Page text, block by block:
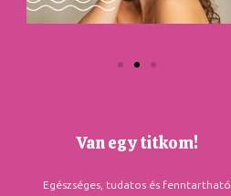
Van egy titkom!
Egészséges, tudatos és fenntartható